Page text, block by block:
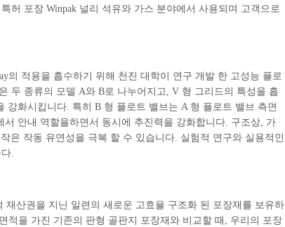
허 포장 Winpak 널리 석유와 가스 분야에서 사용되며 고객으로
의 적용을 흡수하기 위해 천진 대학이 연구 개발 한 고성능 플로
두 종류의 모델 A와 B로 나누어지고, V 형 그리드의 특성을 흡
화시킵니다. 특히 B 형 플로트 밸브는 A 형 플로트 밸브 측면
안내 역할을하면서 동시에 추진력을 강화합니다. 구조상, 가
은 작동 유연성을 극복 할 수 있습니다. 실험적 연구와 실용적인
.
산권을 지닌 일련의 새로운 고효율 구조화 된 포장재를 보유하
적을 가진 기존의 판형 골판지 포장재와 비교할 때, 우리의 포장